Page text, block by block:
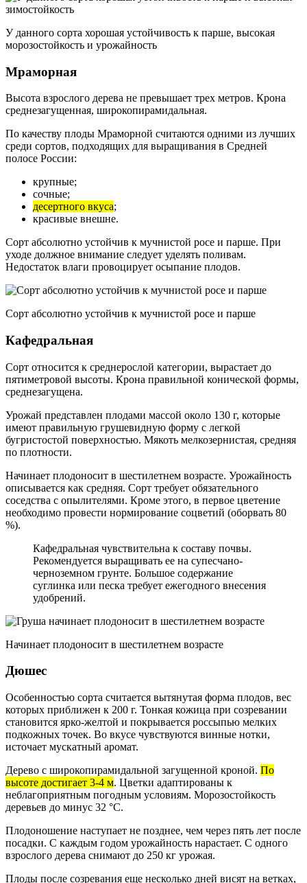
У данного сорта хорошая устойчивость к парше, высокая
морозостойкость и урожайность
Мраморная
Высота взрослого дерева не превышает трех метров. Крона
среднезагущенная, широкопирамидальная.
По качеству плоды Мраморной считаются одними из лучших
среди сортов, подходящих для выращивания в Средней
полосе России:
крупные;
сочные;
десертного вкуса;
красивые внешне.
Сорт абсолютно устойчив к мучнистой росе и парше. При
уходе должное внимание следует уделять поливам.
Недостаток влаги провоцирует осыпание плодов.
Сорт абсолютно устойчив к мучнистой росе и парше
Кафедральная
Сорт относится к среднерослой категории, вырастает до
пятиметровой высоты. Крона правильной конической формы,
среднезагущена.
Урожай представлен плодами массой около 130 г, которые
имеют правильную грушевидную форму с легкой
бугристостой поверхностью. Мякоть мелкозернистая, средняя
по плотности.
Начинает плодоносит в шестилетнем возрасте. Урожайность
описывается как средняя. Сорт требует обязательного
соседства с опылителями. Кроме этого, в первое цветение
необходимо провести нормирование соцветий (оборвать 80
%).
Кафедральная чувствительна к составу почвы.
Рекомендуется выращивать ее на супесчано-
черноземном грунте. Большое содержание
суглинка или песка требует ежегодного внесения
удобрений.
Начинает плодоносит в шестилетнем возрасте
Дюшес
Особенностью сорта считается вытянутая форма плодов, вес
которых приближен к 200 г. Тонкая кожица при созревании
становится ярко-желтой и покрывается россыпью мелких
подкожных точек. Во вкусе чувствуются винные нотки,
источает мускатный аромат.
Дерево с широкопирамидальной загущенной кроной. По
высоте достигает 3-4 м. Цветки адаптированы к
неблагоприятным погодным условиям. Морозостойкость
деревьев до минус 32 °C.
Плодоношение наступает не позднее, чем через пять лет после
посадки. С каждым годом урожайность нарастает. С одного
взрослого дерева снимают до 250 кг урожая.
Плоды после созревания еще несколько дней висят на ветках,